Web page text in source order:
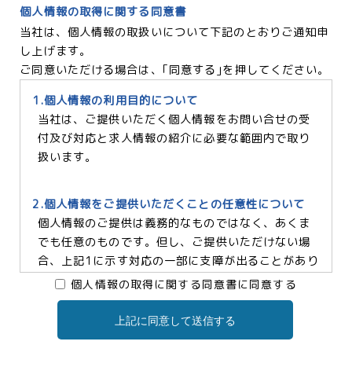
個人情報の取得に関する同意書
当社は、個人情報の取扱いについて下記のとおりご通知申
し上げます。
ご同意いただける場合は、｢同意する｣を押してください。
1.個人情報の利用目的について
当社は、ご提供いただく個人情報をお問い合せの受
付及び対応と求人情報の紹介に必要な範囲内で取り
扱います。
2.個人情報をご提供いただくことの任意性について
個人情報のご提供は義務的なものではなく、あくま
でも任意のものです。但し、ご提供いただけない場
合、上記1に示す対応の一部に支障が出ることがあり
ますので、予めご了承ください。
3.個人情報の提供及び委託について
個人情報の取得に関する同意書に同意する
上記に同意して送信する